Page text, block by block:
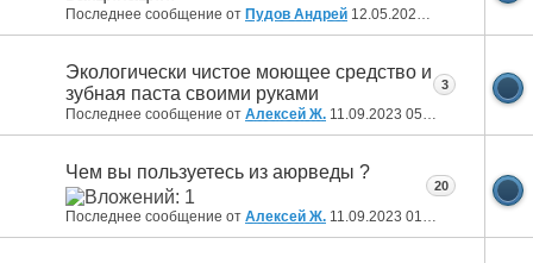
Последнее сообщение от Пудов Андрей 12.05.2024
Экологически чистое моющее средство и
зубная паста своими руками
Последнее сообщение от Алексей Ж. 11.09.2023 05:35
3
Чем вы пользуетесь из аюрведы ?
Последнее сообщение от Алексей Ж. 11.09.2023 01:58
20